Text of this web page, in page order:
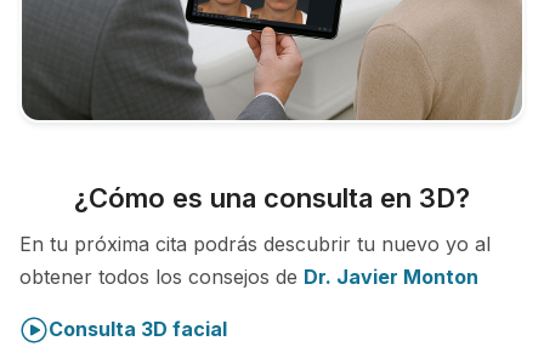
¿Cómo es una consulta en 3D?
En tu próxima cita podrás descubrir tu nuevo yo al
obtener todos los consejos de Dr. Javier Monton
Consulta 3D facial